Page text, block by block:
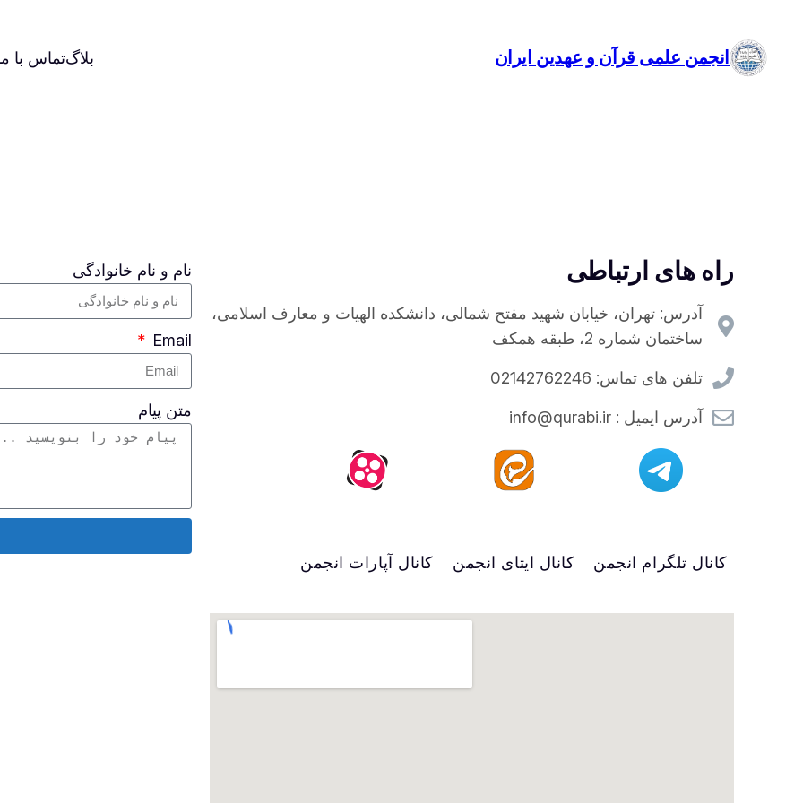
انجمن علمی قرآن و عهدین ایران بلاگتماس با
راه های ارتباطی
آدرس: تهران، خیابان شهید مفتح شمالی، دانشکده الهیات و معارف اسلامی،
ساختمان شماره 2، طبقه همکف
تلفن های تماس: 02142762246
آدرس ایمیل : info@qurabi.ir
کانال تلگرام انجمن کانال ایتای انجمن کانال آپارات انجمن
نام و نام خانوادگی
Email
متن پیام